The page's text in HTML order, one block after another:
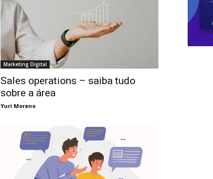
Marketing Digital
Sales operations – saiba tudo
sobre a área
Yuri Moreno